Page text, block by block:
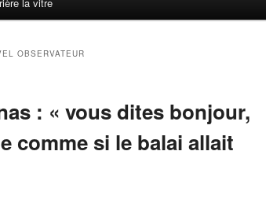
OBSERVATEUR
: « vous dites bonjour,
comme si le balai allait